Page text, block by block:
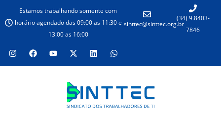
Estamos trabalhando somente com
horário agendado das 09:00 as 11:30 e
13:00 as 16:00
sinttec@sinttec.org.br
(34) 9.8403-
7846